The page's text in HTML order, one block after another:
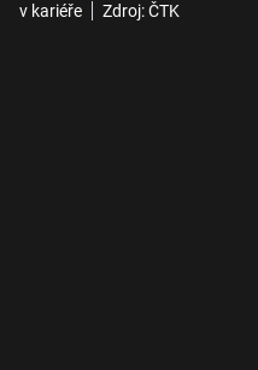
v kariéře
Zdroj: ČTK